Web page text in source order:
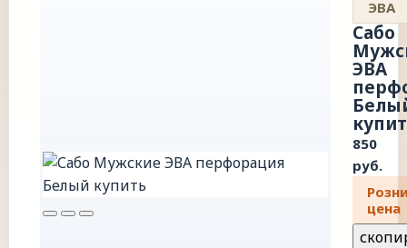
ЭВА
Сабо
ЭВА
850
руб.
цена